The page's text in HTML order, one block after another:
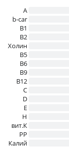
A
b-car
В1
B2
Холин
B5
B6
B9
B12
C
D
E
H
вит.К
PP
Калий